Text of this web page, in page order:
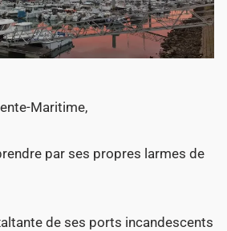
Maritime,
par ses propres larmes de
de ses ports incandescents